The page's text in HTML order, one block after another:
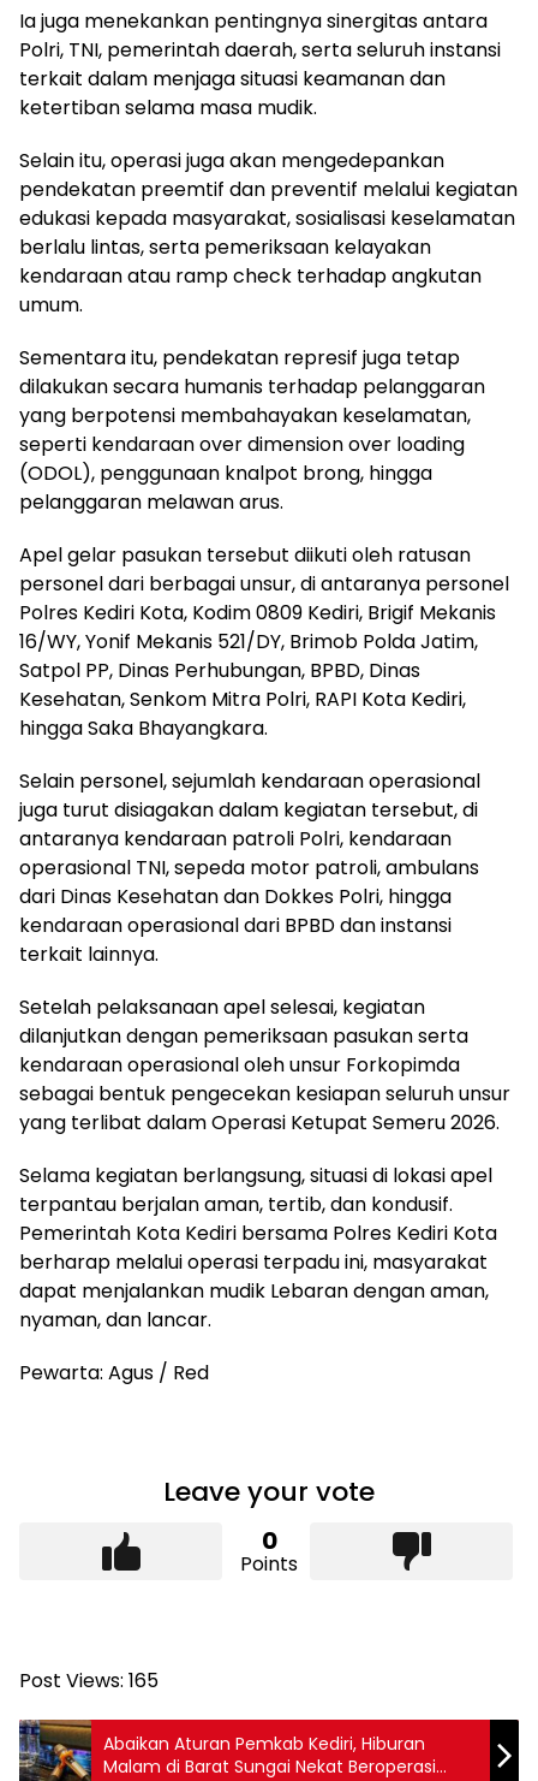
Ia juga menekankan pentingnya sinergitas antara
Polri, TNI, pemerintah daerah, serta seluruh instansi
terkait dalam menjaga situasi keamanan dan
ketertiban selama masa mudik.
Selain itu, operasi juga akan mengedepankan
pendekatan preemtif dan preventif melalui kegiatan
edukasi kepada masyarakat, sosialisasi keselamatan
berlalu lintas, serta pemeriksaan kelayakan
kendaraan atau ramp check terhadap angkutan
umum.
Sementara itu, pendekatan represif juga tetap
dilakukan secara humanis terhadap pelanggaran
yang berpotensi membahayakan keselamatan,
seperti kendaraan over dimension over loading
(ODOL), penggunaan knalpot brong, hingga
pelanggaran melawan arus.
Apel gelar pasukan tersebut diikuti oleh ratusan
personel dari berbagai unsur, di antaranya personel
Polres Kediri Kota, Kodim 0809 Kediri, Brigif Mekanis
16/WY, Yonif Mekanis 521/DY, Brimob Polda Jatim,
Satpol PP, Dinas Perhubungan, BPBD, Dinas
Kesehatan, Senkom Mitra Polri, RAPI Kota Kediri,
hingga Saka Bhayangkara.
Selain personel, sejumlah kendaraan operasional
juga turut disiagakan dalam kegiatan tersebut, di
antaranya kendaraan patroli Polri, kendaraan
operasional TNI, sepeda motor patroli, ambulans
dari Dinas Kesehatan dan Dokkes Polri, hingga
kendaraan operasional dari BPBD dan instansi
terkait lainnya.
Setelah pelaksanaan apel selesai, kegiatan
dilanjutkan dengan pemeriksaan pasukan serta
kendaraan operasional oleh unsur Forkopimda
sebagai bentuk pengecekan kesiapan seluruh unsur
yang terlibat dalam Operasi Ketupat Semeru 2026.
Selama kegiatan berlangsung, situasi di lokasi apel
terpantau berjalan aman, tertib, dan kondusif.
Pemerintah Kota Kediri bersama Polres Kediri Kota
berharap melalui operasi terpadu ini, masyarakat
dapat menjalankan mudik Lebaran dengan aman,
nyaman, dan lancar.
Pewarta: Agus / Red
Leave your vote
0
Points
Post Views: 165
Abaikan Aturan Pemkab Kediri, Hiburan
Malam di Barat Sungai Nekat Beroperasi